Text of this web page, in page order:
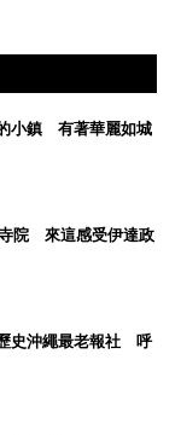
小鎮 有著華麗如城
寺院 來這感受伊達政
史沖繩最老報社 呼